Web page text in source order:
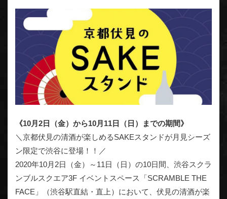
《10月2日（金）から10月11日（日）までの期間》
＼京都伏見の清酒が楽しめるSAKEスタンドが月見シーズ
ン限定で渋谷に登場！！／
2020年10月2日（金）～11日（日）の10日間、渋谷スクラ
ンブルスクエア3F イベントスペース「SCRAMBLE THE
FACE」（渋谷駅直結・直上）において、伏見の清酒が楽